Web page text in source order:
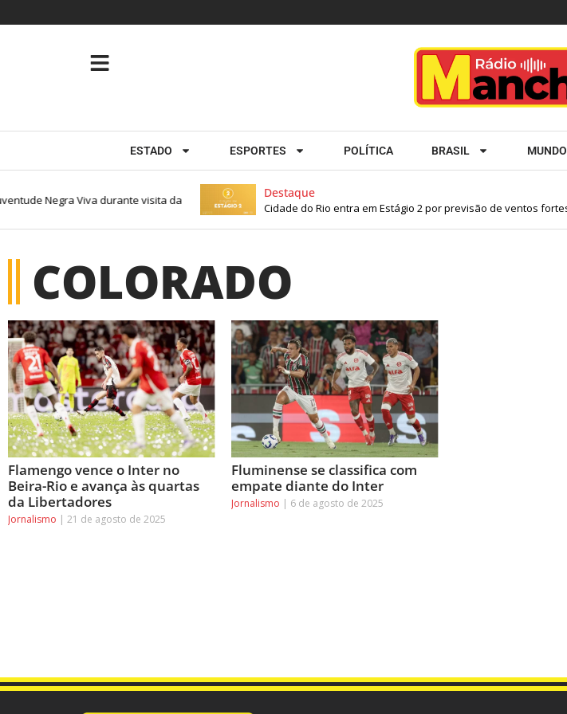
ESTADO ESPORTES POLÍTICA BRASIL MUNDO
Destaque
Cidade do Rio entra em Estágio 2 por previsão de ventos fortes
Negra Viva durante visita da
COLORADO
Flamengo vence o Inter no
Beira-Rio e avança às quartas
da Libertadores
Jornalismo 21 de agosto de 2025
Fluminense se classifica com
empate diante do Inter
Jornalismo 6 de agosto de 2025